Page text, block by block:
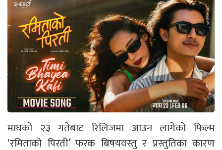
माघको २३ गतेबाट रिलिजमा आउन लागेको फिल्म
‘रमिताको पिरती’ फरक बिषयवस्तु र प्रस्तुतिका कारण